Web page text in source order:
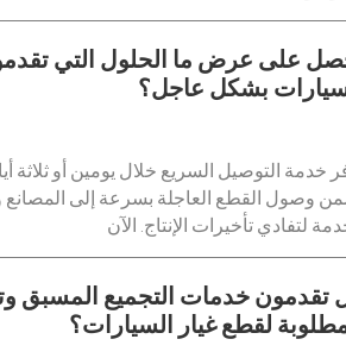
على عرض ما الحلول التي
بشكل عاجل؟
خدمة التوصيل السريع خلال يومين أو ثلاثة
وصول القطع العاجلة بسرعة إلى المصانع
لتفادي تأخيرات الإنتاج. الآن
تقدمون خدمات التجميع المسبق
لقطع غيار السيارات؟